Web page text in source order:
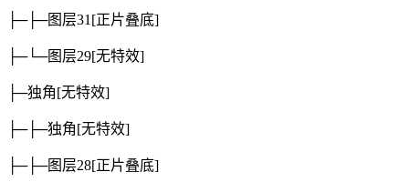
├─├─图层31 [正片叠底]
├─└─图层29[无特效]
├─独角[无特效]
├─├─独角[无特效]
├─├─图层28[正片叠底]